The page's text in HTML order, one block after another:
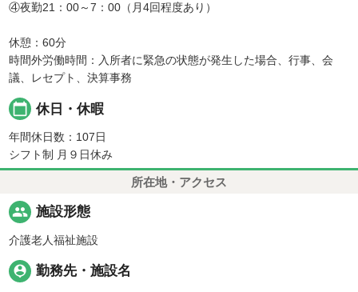
④夜勤21：00～7：00（月4回程度あり）
休憩：60分
時間外労働時間：入所者に緊急の状態が発生した場合、行事、会
議、レセプト、決算事務
calendar_today 休日・休暇
年間休日数：107日
シフト制 月９日休み
所在地・アクセス
people 施設形態
介護老人福祉施設
person_pin 勤務先・施設名